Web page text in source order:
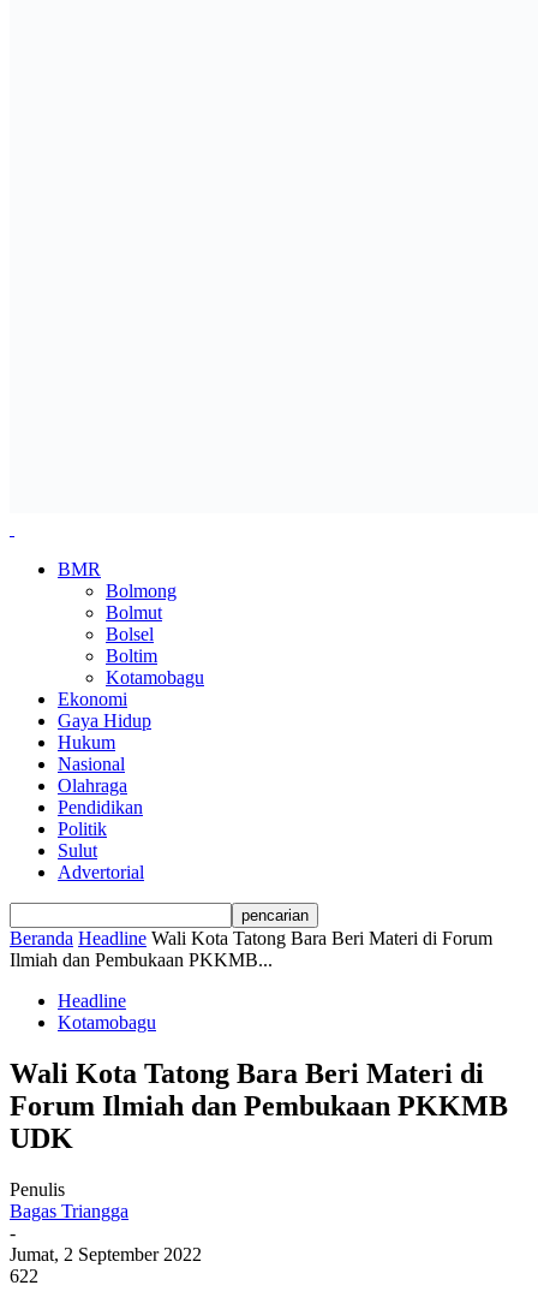
BMR
Bolmong
Bolmut
Bolsel
Boltim
Kotamobagu
Ekonomi
Gaya Hidup
Hukum
Nasional
Olahraga
Pendidikan
Politik
Sulut
Advertorial
Beranda Headline Wali Kota Tatong Bara Beri Materi di Forum
Ilmiah dan Pembukaan PKKMB...
Headline
Kotamobagu
Wali Kota Tatong Bara Beri Materi di
Forum Ilmiah dan Pembukaan PKKMB
UDK
Penulis
Bagas Triangga
-
Jumat, 2 September 2022
622